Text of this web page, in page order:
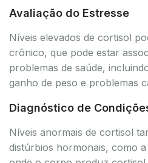
Avaliação do Estresse
Níveis elevados de cortisol
crônico, que pode estar
problemas de saúde,
ganho de peso e problemas
Diagnóstico de
Níveis anormais de cortisol
distúrbios hormonais, como